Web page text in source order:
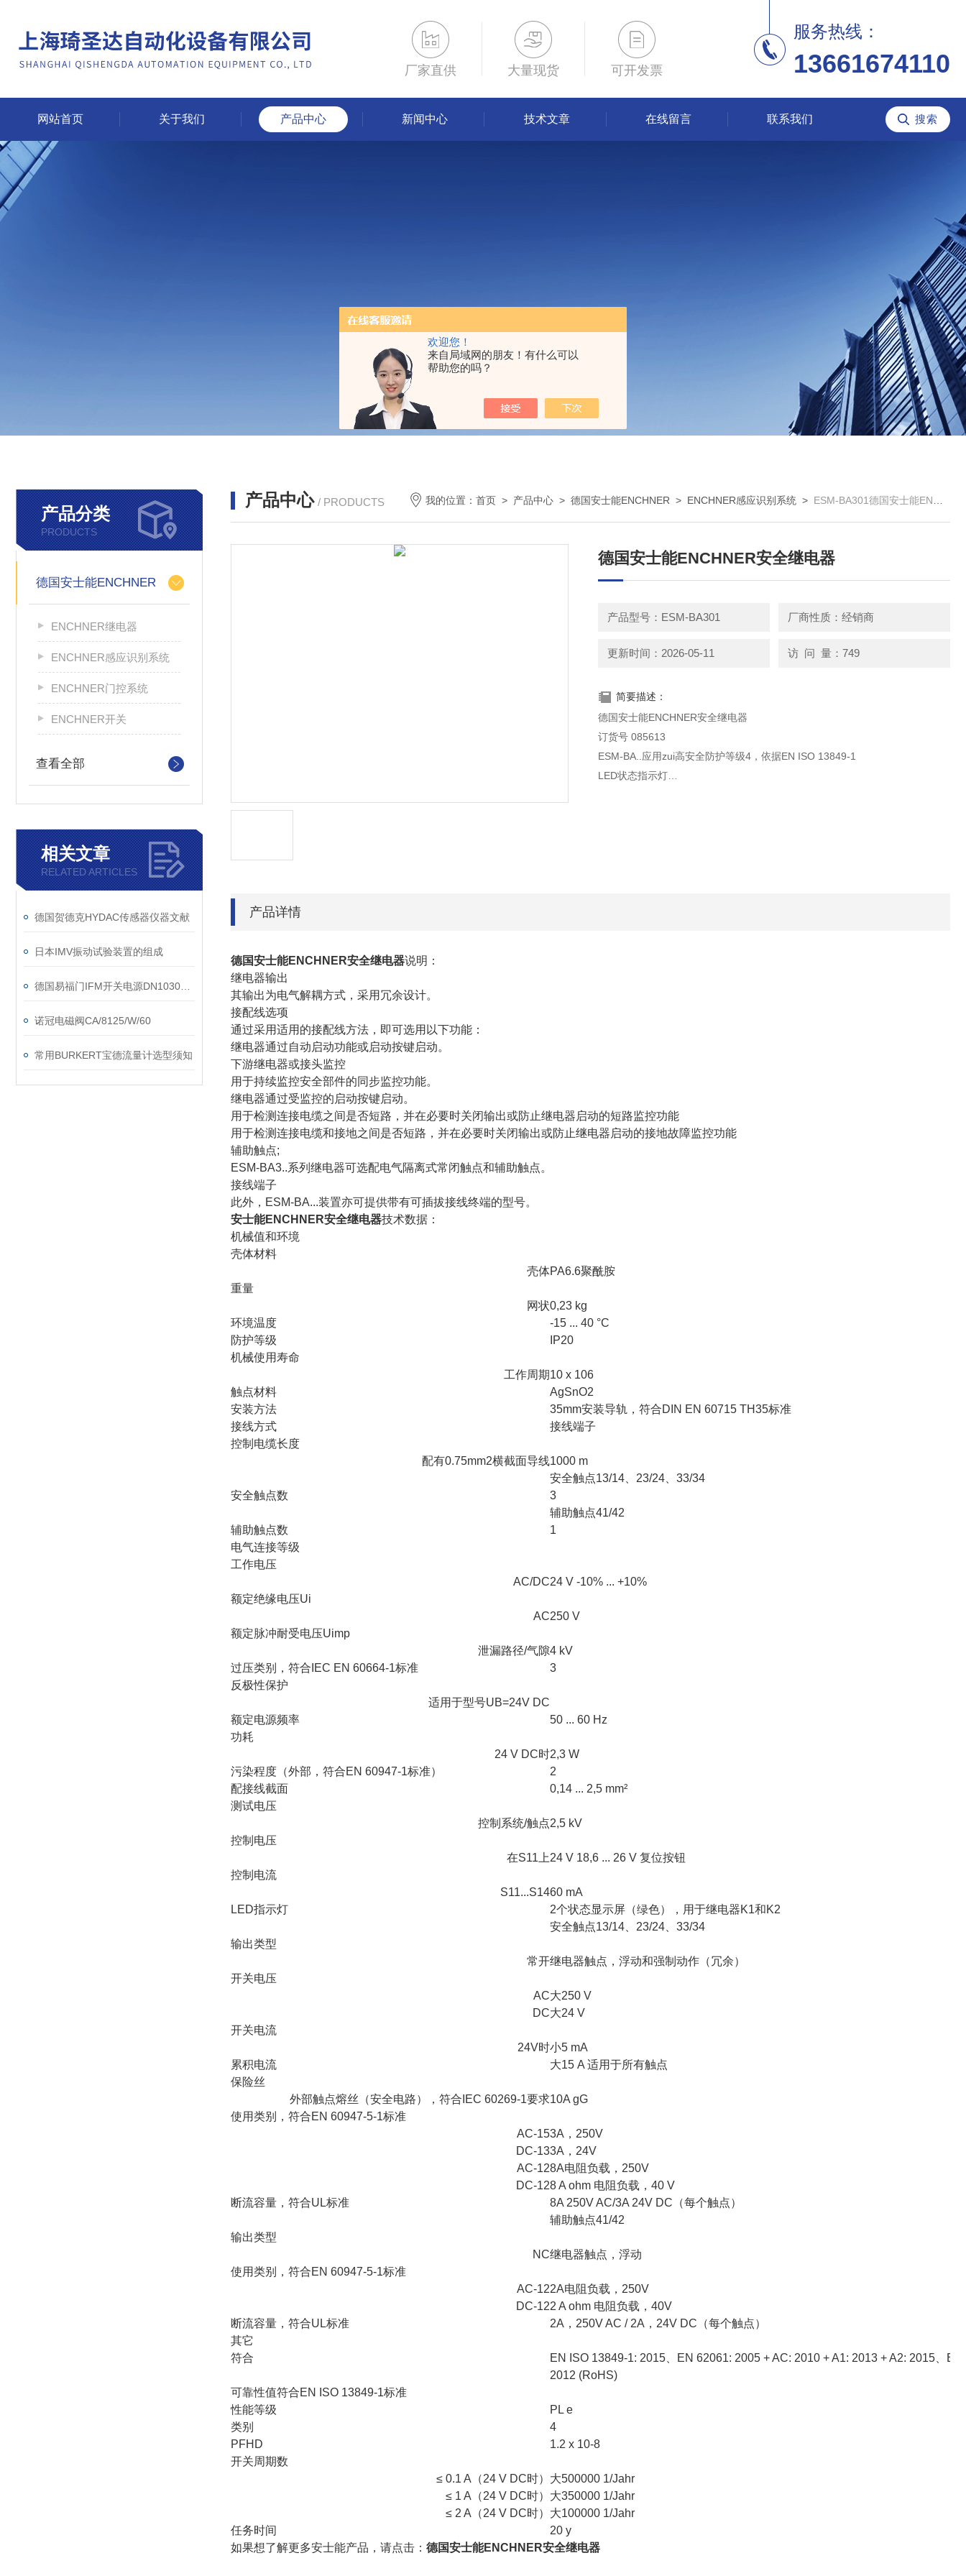
欢迎您！
来自局域网的朋友！有什么可以
帮助您的吗？
厂家直供 大量现货 可开发票
服务热线：
13661674110
网站首页 关于我们 产品中心 新闻中心 技术文章 在线留言 联系我们
产品分类
PRODUCTS
德国安士能ENCHNER
ENCHNER继电器
ENCHNER感应识别系统
ENCHNER门控系统
ENCHNER开关
查看全部
相关文章
RELATED ARTICLES
德国贺德克HYDAC传感器仪器文献
日本IMV振动试验装置的组成
诺冠电磁阀CA/8125/W/60
常用BURKERT宝德流量计选型须知
产品中心 / PRODUCTS 我的位置：首页 > 产品中心 >德国安士能ENCHNER > ENCHNER感应识别系统 > ESM-BA301德国安士能ENCHNER安全继电器
德国安士能ENCHNER安全继电器
产品型号：ESM-BA301 厂商性质：经销商
更新时间：2026-05-11 访 问 量：749
简要描述：
德国安士能ENCHNER安全继电器
订货号 085613
ESM-BA..应用zui高安全防护等级4，依据EN ISO 13849-1
LED状态指示灯
产品详情
德国安士能ENCHNER安全继电器说明：
继电器输出
其输出为电气解耦方式，采用冗余设计。
接配线选项
通过采用适用的接配线方法，即可选用以下功能：
继电器通过自动启动功能或启动按键启动。
下游继电器或接头监控
用于持续监控安全部件的同步监控功能。
继电器通过受监控的启动按键启动。
用于检测连接电缆之间是否短路，并在必要时关闭输出或防止继电器启动的短路监控功能
用于检测连接电缆和接地之间是否短路，并在必要时关闭输出或防止继电器启动的接地故障监控功能
辅助触点;
ESM-BA3..系列继电器可选配电气隔离式常闭触点和辅助触点。
接线端子
此外，ESM-BA...装置亦可提供带有可插拔接线终端的型号。
安士能ENCHNER安全继电器技术数据：
机械值和环境
壳体材料
壳体PA6.6聚酰胺
重量
网状0,23 kg
环境温度
-15 ... 40 °C
防护等级
IP20
机械使用寿命
工作周期10 x 106
触点材料
AgSnO2
安装方法
35mm安装导轨，符合DIN EN 60715 TH35标准
接线方式
接线端子
控制电缆长度
配有0.75mm2横截面导线1000 m
安全触点13/14、23/24、33/34
安全触点数
3
辅助触点41/42
辅助触点数
1
电气连接等级
工作电压
AC/DC24 V -10% ... +10%
额定绝缘电压Ui
AC250 V
额定脉冲耐受电压Uimp
泄漏路径/气隙4 kV
过压类别，符合IEC EN 60664-1标准
3
反极性保护
适用于型号UB=24V DC
额定电源频率
50 ... 60 Hz
功耗
24 V DC时2,3 W
污染程度（外部，符合EN 60947-1标准）
2
配接线截面
0,14 ... 2,5 mm²
测试电压
控制系统/触点2,5 kV
控制电压
在S11上24 V 18,6 ... 26 V 复位按钮
控制电流
S11...S1460 mA
LED指示灯
2个状态显示屏（绿色），用于继电器K1和K2
安全触点13/14、23/24、33/34
输出类型
常开继电器触点，浮动和强制动作（冗余）
开关电压
AC大250 V
DC大24 V
开关电流
24V时小5 mA
累积电流
大15 A 适用于所有触点
保险丝
外部触点熔丝（安全电路），符合IEC 60269-1要求10A gG
使用类别，符合EN 60947-5-1标准
AC-153A，250V
DC-133A，24V
AC-128A电阻负载，250V
DC-128 A ohm 电阻负载，40 V
断流容量，符合UL标准
8A 250V AC/3A 24V DC（每个触点）
辅助触点41/42
输出类型
NC继电器触点，浮动
使用类别，符合EN 60947-5-1标准
AC-122A电阻负载，250V
DC-122 A ohm 电阻负载，40V
断流容量，符合UL标准
2A，250V AC / 2A，24V DC（每个触点）
其它
符合
EN ISO 13849-1: 2015、EN 62061: 2005 + AC: 2010 + A1: 2013 + A2: 2015、
2012 (RoHS)
可靠性值符合EN ISO 13849-1标准
性能等级
PL e
类别
4
PFHD
1.2 x 10-8
开关周期数
≤ 0.1 A（24 V DC时） 大500000 1/Jahr
≤ 1 A（24 V DC时） 大350000 1/Jahr
≤ 2 A（24 V DC时） 大100000 1/Jahr
任务时间
20 y
如果想了解更多安士能产品，请点击： 德国安士能ENCHNER安全继电器